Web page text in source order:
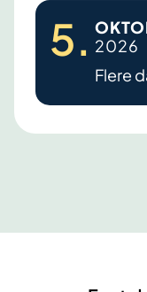
E
m
e
5. 2026
Flere